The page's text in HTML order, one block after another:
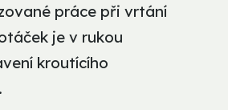
práce při vrtání
je v rukou
kroutícího